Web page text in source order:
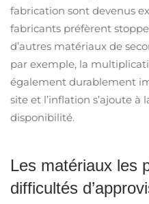
fabrication sont devenus
fabricants préfèrent
d’autres matériaux de
par exemple, la
également durablement
site et l’inflation s’ajoute
disponibilité.
Les matériaux les
difficultés